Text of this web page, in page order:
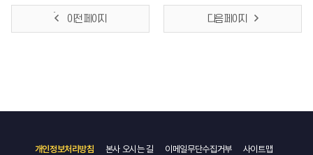
이전 페이지 다음 페이지
개인정보처리방침 본사 오시는 길 이메일무단수집거부 사이트맵